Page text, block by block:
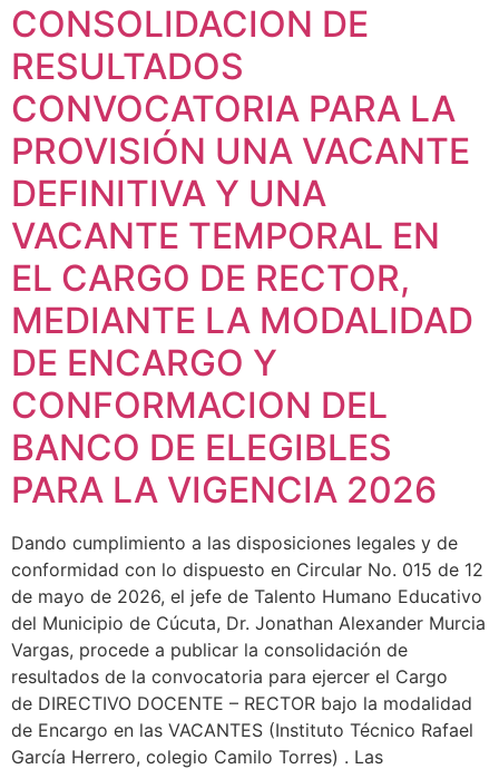
CONSOLIDACION DE
RESULTADOS
CONVOCATORIA PARA LA
PROVISIÓN UNA VACANTE
DEFINITIVA Y UNA
VACANTE TEMPORAL EN
EL CARGO DE RECTOR,
MEDIANTE LA MODALIDAD
DE ENCARGO Y
CONFORMACION DEL
BANCO DE ELEGIBLES
PARA LA VIGENCIA 2026
Dando cumplimiento a las disposiciones legales y de
conformidad con lo dispuesto en Circular No. 015 de 12
de mayo de 2026, el jefe de Talento Humano Educativo
del Municipio de Cúcuta, Dr. Jonathan Alexander Murcia
Vargas, procede a publicar la consolidación de
resultados de la convocatoria para ejercer el Cargo
de DIRECTIVO DOCENTE – RECTOR bajo la modalidad
de Encargo en las VACANTES (Instituto Técnico Rafael
García Herrero, colegio Camilo Torres) . Las